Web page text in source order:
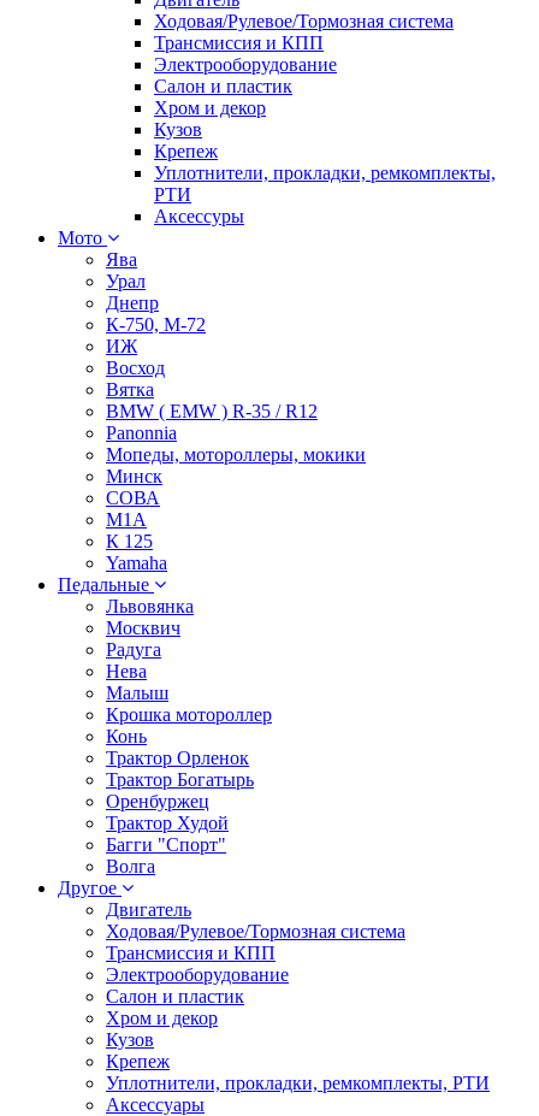
Ходовая/Рулевое/Тормозная система
Трансмиссия и КПП
Электрооборудование
Салон и пластик
Хром и декор
Кузов
Крепеж
Уплотнители, прокладки, ремкомплекты,
РТИ
Аксессуры
Мото
Ява
Урал
Днепр
К-750, М-72
ИЖ
Восход
Вятка
BMW ( EMW ) R-35 / R12
Panonnia
Мопеды, мотороллеры, мокики
Минск
СОВА
М1А
К 125
Yamaha
Педальные
Львовянка
Москвич
Радуга
Нева
Малыш
Крошка мотороллер
Конь
Трактор Орленок
Трактор Богатырь
Оренбуржец
Трактор Худой
Багги "Спорт"
Волга
Другое
Двигатель
Ходовая/Рулевое/Тормозная система
Трансмиссия и КПП
Электрооборудование
Салон и пластик
Хром и декор
Кузов
Крепеж
Уплотнители, прокладки, ремкомплекты, РТИ
Аксессуары